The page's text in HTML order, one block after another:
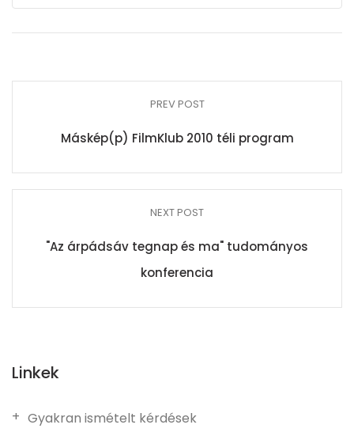
PREV POST
Máskép(p) FilmKlub 2010 téli program
NEXT POST
"Az árpádsáv tegnap és ma" tudományos
konferencia
Linkek
Gyakran ismételt kérdések